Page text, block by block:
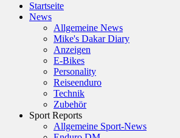
Startseite
News
Allgemeine News
Mike's Dakar Diary
Anzeigen
E-Bikes
Personality
Reiseenduro
Technik
Zubehör
Sport Reports
Allgemeine Sport-News